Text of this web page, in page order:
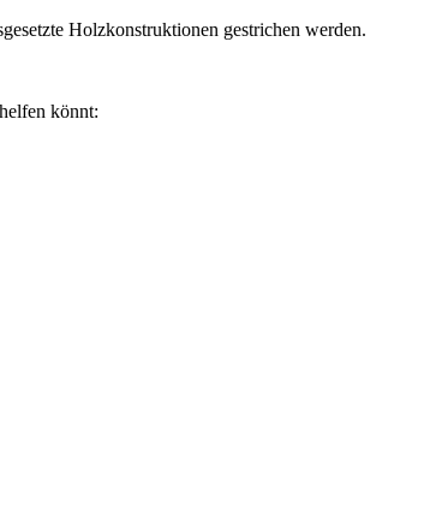
Holzkonstruktionen gestrichen werden.
könnt: